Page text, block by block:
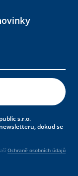
s.r.o.
dokud se
Ochraně osobních údajů